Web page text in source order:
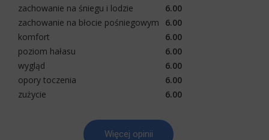
zachowanie na śniegu i lodzie
6.00
zachowanie na błocie pośniegowym
6.00
komfort
6.00
poziom hałasu
6.00
wygląd
6.00
opory toczenia
6.00
zużycie
6.00
Więcej opinii